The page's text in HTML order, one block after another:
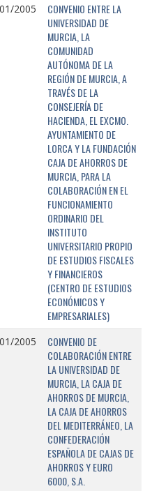
2005
CONVENIO ENTRE LA
UNIVERSIDAD DE
MURCIA, LA
COMUNIDAD
AUTÓNOMA DE LA
REGIÓN DE MURCIA, A
TRAVÉS DE LA
CONSEJERÍA DE
HACIENDA, EL EXCMO.
AYUNTAMIENTO DE
LORCA Y LA FUNDACIÓN
CAJA DE AHORROS DE
MURCIA, PARA LA
COLABORACIÓN EN EL
FUNCIONAMIENTO
ORDINARIO DEL
INSTITUTO
UNIVERSITARIO PROPIO
DE ESTUDIOS FISCALES
Y FINANCIEROS
(CENTRO DE ESTUDIOS
ECONÓMICOS Y
EMPRESARIALES)
2005
CONVENIO DE
COLABORACIÓN ENTRE
LA UNIVERSIDAD DE
MURCIA, LA CAJA DE
AHORROS DE MURCIA,
LA CAJA DE AHORROS
DEL MEDITERRÁNEO, LA
CONFEDERACIÓN
ESPAÑOLA DE CAJAS DE
AHORROS Y EURO
6000, S.A.